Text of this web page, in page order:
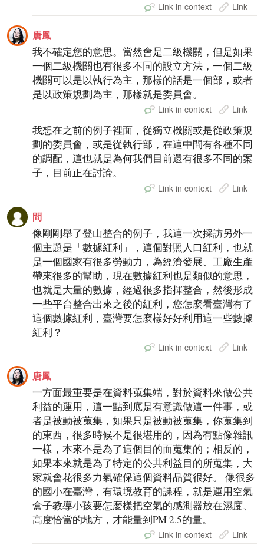
Link in context Link
唐鳳
我不確定您的意思。當然會是二級機關，但是如果
一個二級機關也有很多不同的設立方法，一個二級
機關可以是以執行為主，那樣的話是一個部，或者
是以政策規劃為主，那樣就是委員會。
Link in context Link
我想在之前的例子裡面，從獨立機關或是從政策規
劃的委員會，或是從執行部，在這中間有各種不同
的調配，這也就是為何我們目前還有很多不同的案
子，目前正在討論。
Link in context Link
問
像剛剛舉了登山整合的例子，我這一次採訪另外一
個主題是「數據紅利」，這個對照人口紅利，也就
是一個國家有很多勞動力，為經濟發展、工廠生產
帶來很多的幫助，現在數據紅利也是類似的意思，
也就是大量的數據，經過很多指揮整合，然後形成
一些平台整合出來之後的紅利，您怎麼看臺灣有了
這個數據紅利，臺灣要怎麼樣好好利用這一些數據
紅利？
Link in context Link
唐鳳
一方面最重要是在資料蒐集端，對於資料來做公共
利益的運用，這一點到底是有意識做這一件事，或
者是被動被蒐集，如果只是被動被蒐集，你蒐集到
的東西，很多時候不是很堪用的，因為有點像雜訊
一樣，本來不是為了這個目的而蒐集的；相反的，
如果本來就是為了特定的公共利益目的所蒐集，大
家就會花很多力氣確保這個資料品質很好。 像很多
的國小在臺灣，有環境教育的課程，就是運用空氣
盒子教導小孩要怎麼樣把空氣的感測器放在濕度、
高度恰當的地方，才能量到PM 2.5的量。
Link in context Link